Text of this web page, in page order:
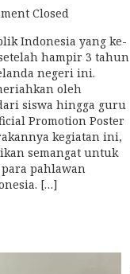
Closed
Indonesia yang ke-
hampir 3 tahun
negeri ini.
oleh
siswa hingga guru
Promotion Poster
kegiatan ini,
semangat untuk
pahlawan
[…]